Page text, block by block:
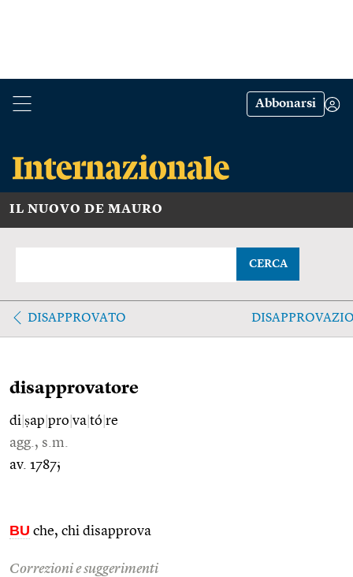
Abbonarsi
IL NUOVO DE MAURO
CERCA
DISAPPROVATO
disapprovatore
di ṣap pro va tó re
agg., s.m.
av. 1787;
BU che, chi disapprova
Correzioni e suggerimenti